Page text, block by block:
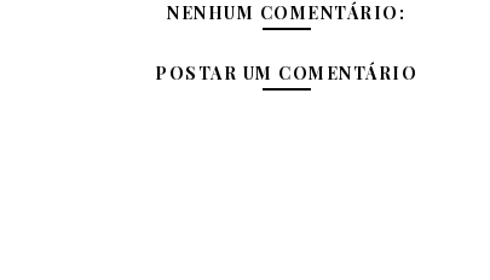
NENHUM COMENTÁRIO:
POSTAR UM COMENTÁRIO